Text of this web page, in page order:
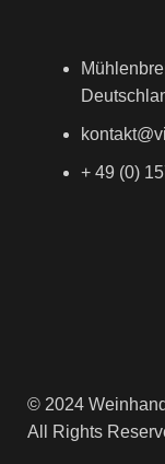
+ 49 (0)
© 2024
All Rights